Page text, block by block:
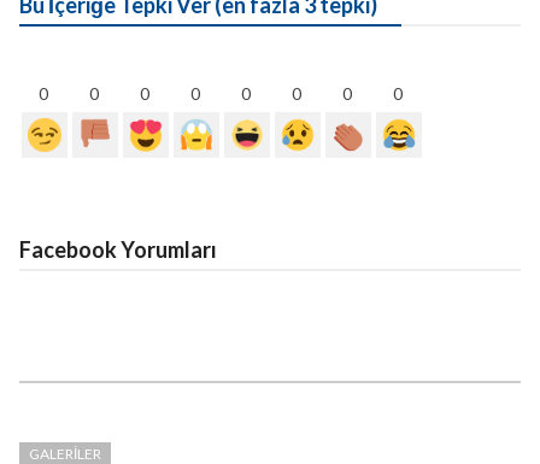
0 0 0 0 0 0 0 0
Facebook Yorumları
GALERILER